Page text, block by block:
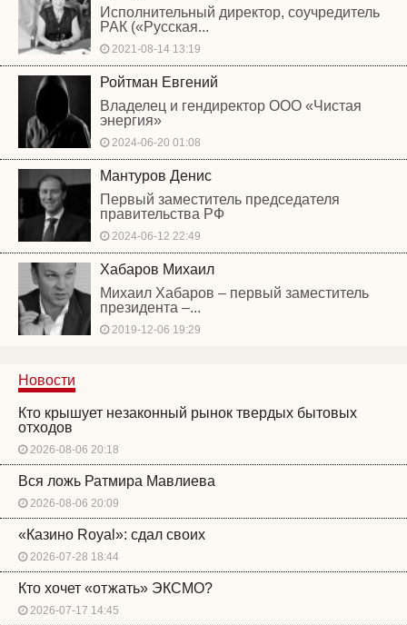
Исполнительный директор, соучредитель
РАК («Русская...
2021-08-14 13:19
Ройтман Евгений
Владелец и гендиректор ООО «Чистая
энергия»
2024-06-20 01:08
Мантуров Денис
Первый заместитель председателя
правительства РФ
2024-06-12 22:49
Хабаров Михаил
Михаил Хабаров – первый заместитель
президента –...
2019-12-06 19:29
Новости
Кто крышует незаконный рынок твердых бытовых
отходов
2026-08-06 20:18
Вся ложь Ратмира Мавлиева
2026-08-06 20:09
«Казино Royal»: сдал своих
2026-07-28 18:44
Кто хочет «отжать» ЭКСМО?
2026-07-17 14:45